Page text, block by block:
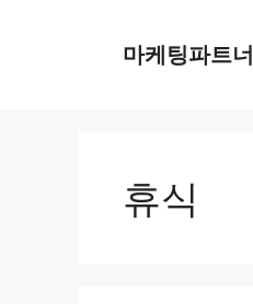
마케팅파트너
휴식